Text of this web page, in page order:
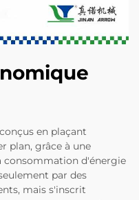
en plaçant
plan, grâce à une
consommation d'énergie
par des
mais s'inscrit